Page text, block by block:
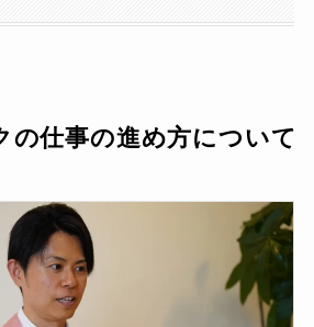
の仕事の進め方について